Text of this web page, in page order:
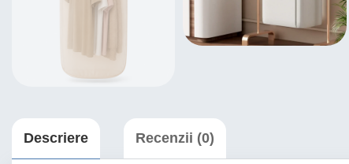
Descriere Recenzii (0)